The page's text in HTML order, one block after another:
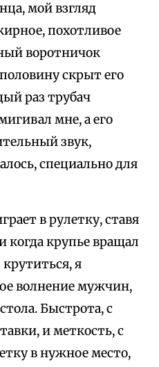
мой взгляд
похотливое
воротничок
скрыт его
раз трубач
мне, а его
звук,
специально для
в рулетку, ставя
когда крупье вращал
я
волнение мужчин,
Быстрота, с
и меткость, с
в нужное место,